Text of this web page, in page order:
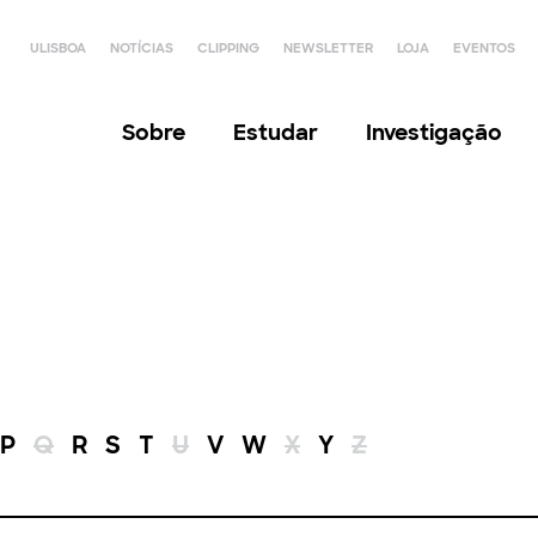
ULISBOA NOTÍCIAS CLIPPING NEWSLETTER LOJA EVENTOS
Sobre Estudar Investigação
P Q R S T U V W X Y Z